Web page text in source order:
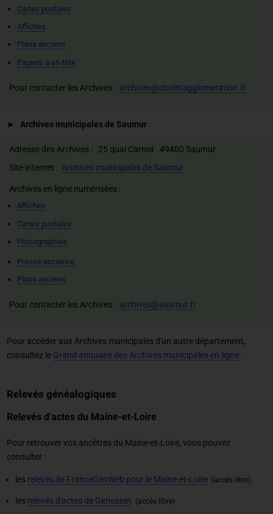
Cartes postales
Affiches
Plans anciens
Papiers à en-tête
Pour contacter les Archives : archives@choletagglomeration.fr
Archives municipales de Saumur
Adresse des Archives : 25 quai Carnot 49400 Saumur
Site internet : Archives municipales de Saumur
Archives en ligne numérisées :
Affiches
Cartes postales
Photographies
Presse ancienne
Plans anciens
Pour contacter les Archives : archives@saumur.fr
Pour accéder aux Archives municipales d'un autre département,
consultez le Grand annuaire des Archives municipales en ligne.
Relevés généalogiques
Relevés d'actes du Maine-et-Loire
Pour retrouver vos ancêtres du Maine-et-Loire, vous pouvez
consulter :
les relevés de FranceGenWeb pour le Maine-et-Loire (accès libre)
les relevés d'actes de Geneanet (accès libre)